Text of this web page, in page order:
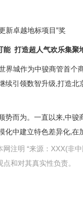
卓越地标项目”奖
能 打造超人气欢乐集聚
城作为中骏商管首个商
续引领数智升级,打造北
而为。一直以来,中骏商
化中建立特色差异化,在
网注明 “来源：XXX(非
和对其真实性负责。